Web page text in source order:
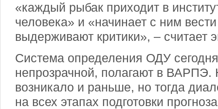
«каждый рыбак приходит в
человека» и «начинает с ним
выдерживают критики», – считает
Система определения ОДУ
непрозрачной, полагают в ВАРПЭ.
возникало и раньше, но тогда
на всех этапах подготовки